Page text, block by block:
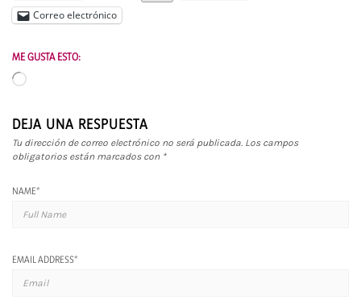
Correo electrónico
ME GUSTA ESTO:
Cargando...
DEJA UNA RESPUESTA
Tu dirección de correo electrónico no será publicada. Los campos
obligatorios están marcados con *
NAME*
EMAIL ADDRESS*